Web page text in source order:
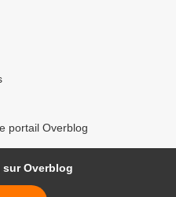
portail Overblog
Overblog